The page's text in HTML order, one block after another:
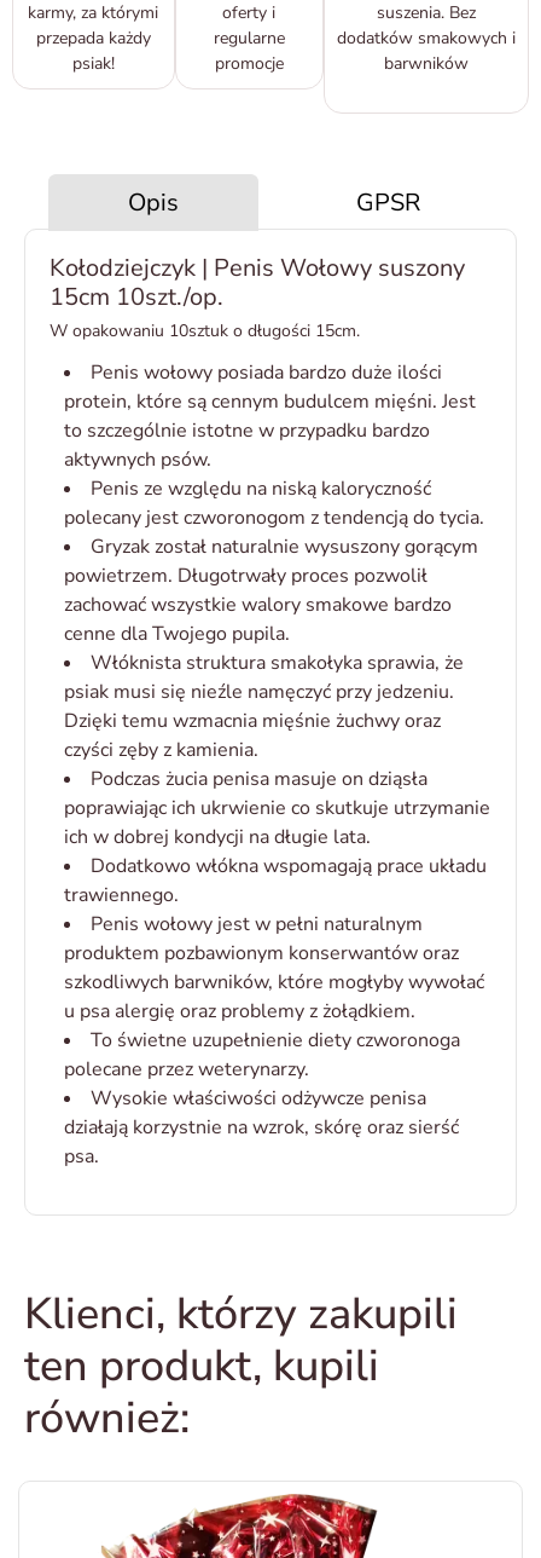
karmy, za którymi
przepada każdy
psiak!
oferty i
regularne
promocje
suszenia. Bez
dodatków smakowych i
barwników
Opis
GPSR
Kołodziejczyk | Penis Wołowy suszony
15cm 10szt./op.
W opakowaniu 10sztuk o długości 15cm.
Penis wołowy posiada bardzo duże ilości
protein, które są cennym budulcem mięśni. Jest
to szczególnie istotne w przypadku bardzo
aktywnych psów.
Penis ze względu na niską kaloryczność
polecany jest czworonogom z tendencją do tycia.
Gryzak został naturalnie wysuszony gorącym
powietrzem. Długotrwały proces pozwolił
zachować wszystkie walory smakowe bardzo
cenne dla Twojego pupila.
Włóknista struktura smakołyka sprawia, że
psiak musi się nieźle namęczyć przy jedzeniu.
Dzięki temu wzmacnia mięśnie żuchwy oraz
czyści zęby z kamienia.
Podczas żucia penisa masuje on dziąsła
poprawiając ich ukrwienie co skutkuje utrzymanie
ich w dobrej kondycji na długie lata.
Dodatkowo włókna wspomagają prace układu
trawiennego.
Penis wołowy jest w pełni naturalnym
produktem pozbawionym konserwantów oraz
szkodliwych barwników, które mogłyby wywołać
u psa alergię oraz problemy z żołądkiem.
To świetne uzupełnienie diety czworonoga
polecane przez weterynarzy.
Wysokie właściwości odżywcze penisa
działają korzystnie na wzrok, skórę oraz sierść
psa.
Klienci, którzy zakupili
ten produkt, kupili
również: